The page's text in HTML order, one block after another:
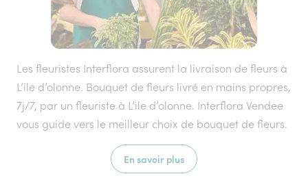
Les fleuristes Interflora assurent la livraison de fleurs à
L’ile d’olonne. Bouquet de fleurs livré en mains propres,
7j/7, par un fleuriste à L’ile d’olonne. Interflora Vendee
vous guide vers le meilleur choix de bouquet de fleurs.
En savoir plus